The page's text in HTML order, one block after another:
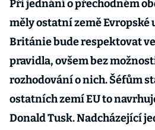
Při jednání o přechodném
měly ostatní země Evropské
Británie bude respektovat
pravidla, ovšem bez
rozhodování o nich. Šéfům
ostatních zemí EU to
Donald Tusk. Nadcházející